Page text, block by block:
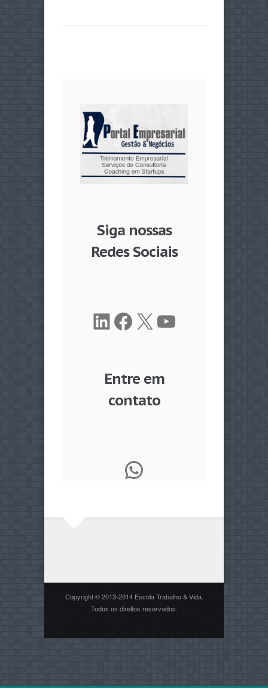
Siga nossas
Redes Sociais
LinkedIn
Facebook
X Youtube
Entre em
contato
WhatsApp
Copyright © 2013-2014 Escola Trabalho & Vida.
Todos os direitos reservados.